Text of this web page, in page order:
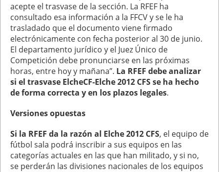
acepte el trasvase de la sección. La RFEF ha
consultado esa información a la FFCV y se le ha
trasladado que el documento viene firmado
electrónicamente con fecha posterior al 30 de junio.
El departamento jurídico y el Juez Único de
Competición debe pronunciarse en las próximas
horas, entre hoy y mañana”. La RFEF debe analizar
si el trasvase ElcheCF-Elche 2012 CFS se ha hecho
de forma correcta y en los plazos legales.
Versiones opuestas
Si la RFEF da la razón al Elche 2012 CFS, el equipo de
fútbol sala podrá inscribir a sus equipos en las
categorías actuales en las que han militado, y si no,
se perderán las divisiones nacionales de los equipos